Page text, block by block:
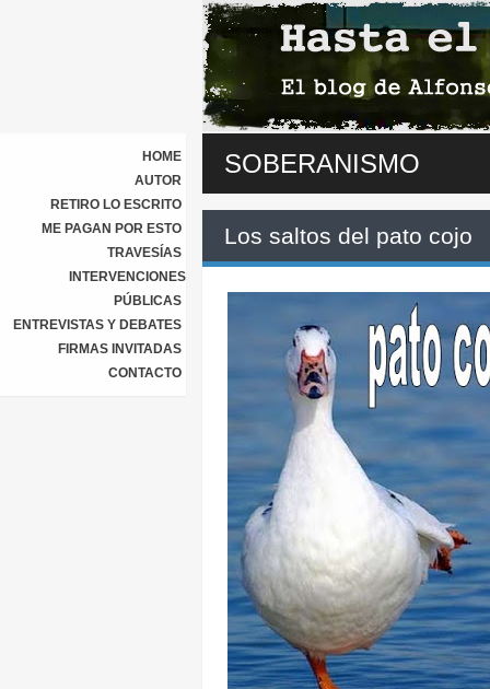
HOME
AUTOR
RETIRO LO ESCRITO
ME PAGAN POR ESTO
TRAVESÍAS
INTERVENCIONES
PÚBLICAS
ENTREVISTAS Y DEBATES
FIRMAS INVITADAS
CONTACTO
SOBERANISMO
Los saltos del pato cojo